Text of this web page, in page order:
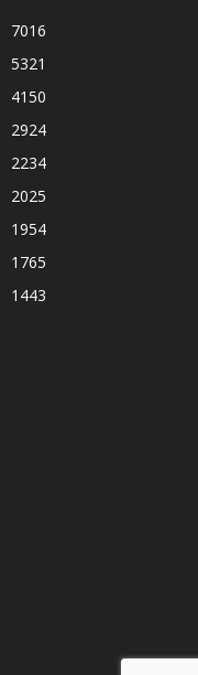
7016
5321
4150
2924
2234
2025
1954
1765
1443